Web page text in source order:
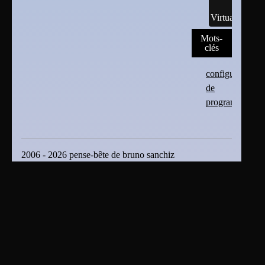
Virtualisation
Mots-
clés
configurations
de
programmes
2006 - 2026 pense-bête de bruno sanchiz